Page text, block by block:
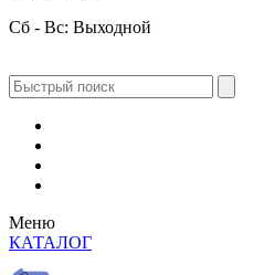
Сб - Вс: Выходной
Меню
КАТАЛОГ